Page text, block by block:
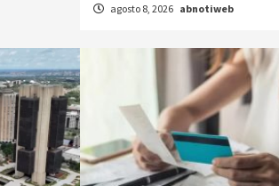
agosto 8, 2026 abnotiweb